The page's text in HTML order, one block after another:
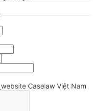
website Caselaw Việt Nam